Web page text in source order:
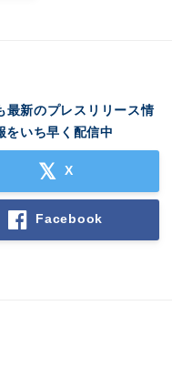
最新のプレスリリース情
をいち早く配信中
X
Facebook